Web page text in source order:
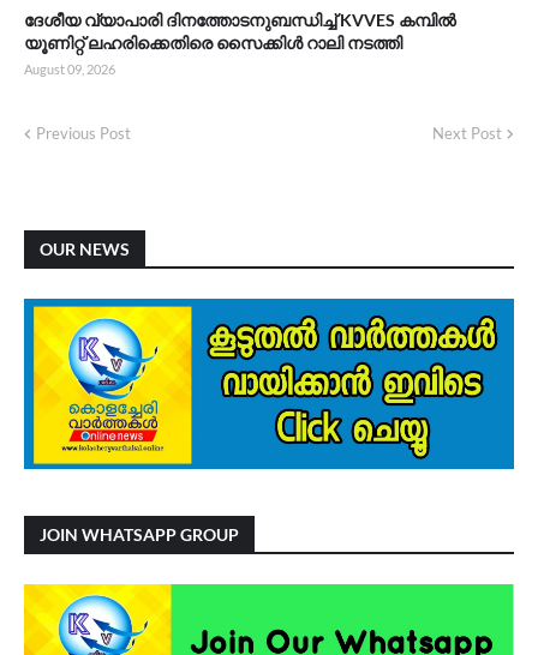
ദേശീയ വ്യാപാരി ദിനത്തോടനുബന്ധിച്ച് KVVES കമ്പിൽ
യൂണിറ്റ് ലഹരിക്കെതിരെ സൈക്കിൾ റാലി നടത്തി
August 09, 2026
Previous Post Next Post
OUR NEWS
JOIN WHATSAPP GROUP